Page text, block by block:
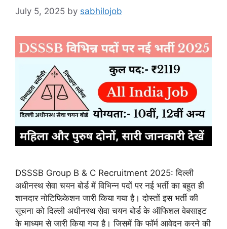
July 5, 2025 by sabhilojob
DSSSB Group B & C Recruitment 2025: दिल्ली
अधीनस्थ सेवा चयन बोर्ड में विभिन्न पदों पर नई भर्ती का बहुत ही
शानदार नोटिफिकेशन जारी किया गया है। दोस्तों इस भर्ती की
सूचना को दिल्ली अधीनस्थ सेवा चयन बोर्ड के ऑफिशल वेबसाइट
के माध्यम से जारी किया गया है। जिसमें कि फॉर्म आवेदन करने की